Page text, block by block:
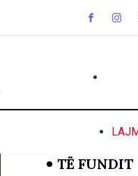
TË FUNDIT